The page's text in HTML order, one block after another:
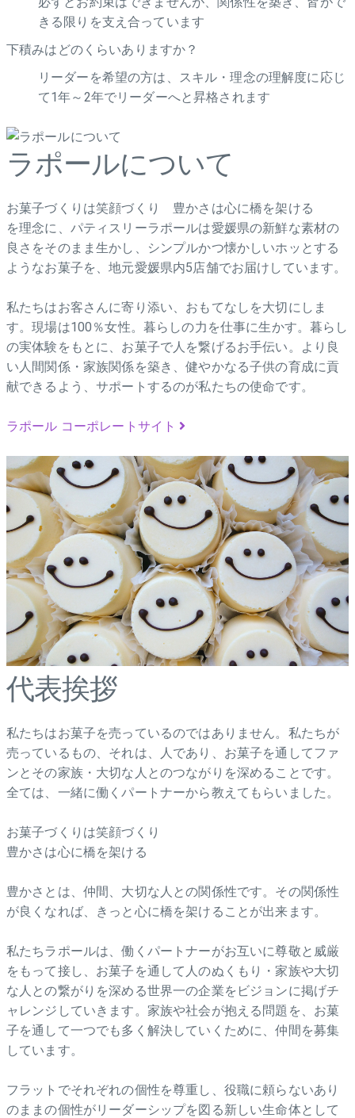
きる限りを支え合っています
下積みはどのくらいありますか？
リーダーを希望の方は、スキル・理念の理解度に応じ
て1年～2年でリーダーへと昇格されます
ラポールについて
お菓子づくりは笑顔づくり 豊かさは心に橋を架ける
を理念に、パティスリーラポールは愛媛県の新鮮な素材の
良さをそのまま生かし、シンプルかつ懐かしいホッとする
ようなお菓子を、地元愛媛県内5店舗でお届けしています。
私たちはお客さんに寄り添い、おもてなしを大切にしま
す。現場は100％女性。暮らしの力を仕事に生かす。暮らし
の実体験をもとに、お菓子で人を繋げるお手伝い。より良
い人間関係・家族関係を築き、健やかなる子供の育成に貢
献できるよう、サポートするのが私たちの使命です。
ラポール コーポレートサイト
代表挨拶
私たちはお菓子を売っているのではありません。私たちが
売っているもの、それは、人であり、お菓子を通してファ
ンとその家族・大切な人とのつながりを深めることです。
全ては、一緒に働くパートナーから教えてもらいました。
お菓子づくりは笑顔づくり
豊かさは心に橋を架ける
豊かさとは、仲間、大切な人との関係性です。その関係性
が良くなれば、きっと心に橋を架けることが出来ます。
私たちラポールは、働くパートナーがお互いに尊敬と威厳
をもって接し、お菓子を通して人のぬくもり・家族や大切
な人との繋がりを深める世界一の企業をビジョンに掲げチ
ャレンジしていきます。家族や社会が抱える問題を、お菓
子を通して一つでも多く解決していくために、仲間を募集
しています。
フラットでそれぞれの個性を尊重し、役職に頼らないあり
のままの個性がリーダーシップを図る新しい生命体として